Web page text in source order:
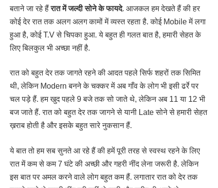
बताने जा रहे हैंरात में जल्दी सोने के फायदे. आजकल हम देखते हैं की हर
कोई देर रात तक अलग अलग कामों में व्यस्त रहता है. कोई Mobile में लगा
हुआ है, कोई T.V से चिपका हुआ. ये बहुत ही गलत बात है, हमारी सेहत के
लिए बिलकुल भी अच्छा नहीं है.
रात को बहुत देर तक जागते रहने की आदत पहले सिर्फ शहरों तक सिमित
थी, लेकिन Modern बनने के चक्कर में अब गाँव के लोग भी इसी ढर्रे पर
चल पड़े हैं. हम खुद पहले 9 बजे तक सो जाते थे, लेकिन अब 11 या 12 भी
बज जाते हैं. रात को बहुत देर तक जागने से यानी Late सोने से हमारी सेहत
ख़राब होती है और इसके बहुत सारे नुकसान हैं.
ये बात तो हम सब सुनते आ रहे हैं की हमें पूरी तरह से स्वस्थ रहने के लिए
रात में कम से कम 7 घंटे की अच्छी और गहरी नींद लेना जरूरी है. लेकिन
इस बात पर अमल करने वाले लोग बहुत कम हैं. लगातार रात को देर तक